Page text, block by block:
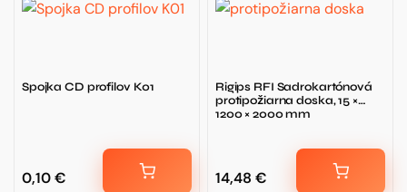
Spojka CD profilov K01
0,10€
Rigips RFI Sadrokartónová
protipožiarna doska, 15 ×
1200 × 2000 mm
14,48 €